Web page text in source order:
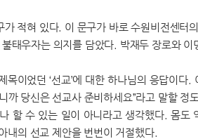
적혀 있다. 이 문구가 바로 수원비전센터
태우자는 의지를 담았다. 박재두 장로와
이었던 ‘선교’에 대한 하나님의 응답이다
까 당신은 선교사 준비하세요”라고 말할 정
할 수 있는 일이 아니라고 생각했다. 몸도
내의 선교 제안을 번번이 거절했다.